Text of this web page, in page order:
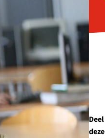
Deel
deze